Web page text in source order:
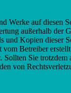
Werke auf diesen
außerhalb der
und Kopien dieser
Betreiber
Sie
von